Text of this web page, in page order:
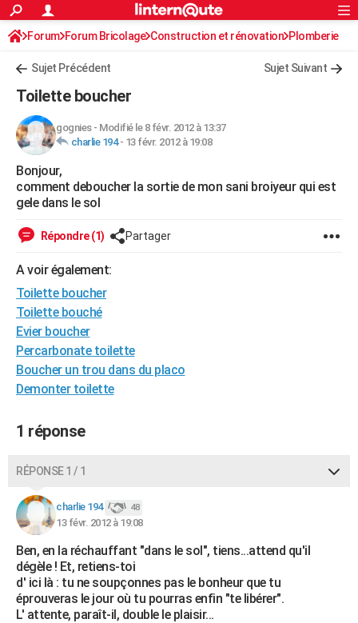
ACTUALITÉS
Politique
Société
Faits Divers
Education
Monde
Villes
+
FINANCE
Retraite
Impôts
Epargne
Immobilier
Risques naturels par ville
Banque
Assurance
Crédit
AUTO
Essais
Réserver un essai
Citadines
Berlines
SUV
Forum auto
+HIGH-TECH
Mobiles
Meilleur smartphone
Internet
Ordinateurs
Jeux vidéo
Guide high-tech
+
Forum
Aménagement intérieur
Extérieur
Cuisine
Salle de bains
Jardinage
Rangement
WEEK-END
Guides de France
Escapades
Patrimoine
Expositions
Musées
Week-end nature
+LIFESTYLE
Art de vivre
Bien-être
Loisirs
Mode
Modes de vie
SANTE
Alimentation
Guide de la santé
Maladies
Médicaments
Sommeil
VOYAGE
Destinations
City break
Voyage nature
Voyage de noces
Forum
Climat
+PHOTO
BONS PLANS
CARTE DE VOEUX
Carte de Noël
Carte Bonne année
Carte Saint-Valentin
Carte Pâques
Carte d'anniversaire
DICTIONNAIRE
Dictionnaire
Biographies
Citations
Expressions
Proverbes
COPAINS D'AVANT
S'inscrire
Se connecter
Lycées
Collèges
Primaires
Universités
Entreprises
Service militaire
Avis de recherche
AVIS DE DÉCÈS
Rechercher
S'inscrire
Connexion
Forum Forum Bricolage Construction et rénovation Plomberie
Sujet Précédent Sujet Suivant
Toilette boucher
gognies- Modifié le 8 févr. 2012 à 13:37
charlie 194- 13 févr. 2012 à 19:08
Bonjour,
comment deboucher la sortie de mon sani broiyeur qui est
gele dans le sol
Répondre (1) Partager
A voir également:
Toilette boucher
Toilette bouché
Evier boucher
Percarbonate toilette
Boucher un trou dans du placo
Demonter toilette
1 réponse
RÉPONSE 1 / 1
charlie 194 48
13 févr. 2012 à 19:08
Ben, en la réchauffant "dans le sol", tiens...attend qu'il
dégèle ! Et, retiens-toi
d' ici là : tu ne soupçonnes pas le bonheur que tu
éprouveras le jour où tu pourras enfin "te libérer".
L' attente, paraît-il, double le plaisir...